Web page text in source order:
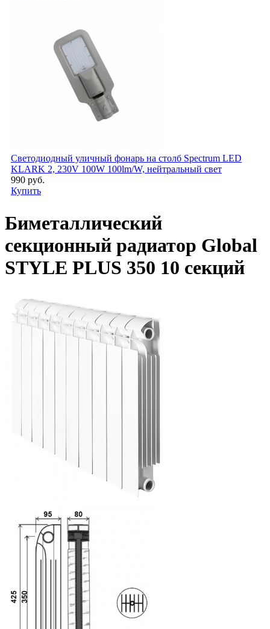
Светодиодный уличный фонарь на столб Spectrum LED
KLARK 2, 230V 100W 100lm/W, нейтральный свет
990 руб.
Купить
Биметаллический
секционный радиатор Global
STYLE PLUS 350 10 секций